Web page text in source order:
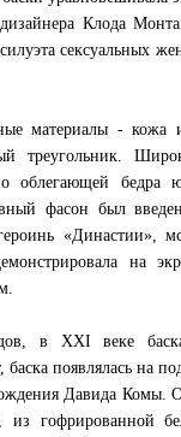
дизайнера Клода
сексуальных
материалы - кожа
треугольник.
облегающей бедра
фасон был
«Династии»,
на
в XXI веке
появлялась на
Давида Комы.
из